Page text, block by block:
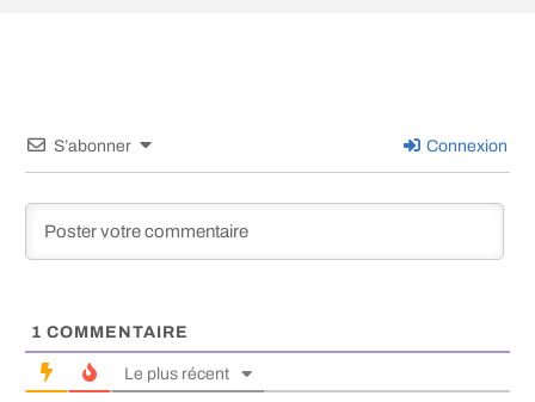
S’abonner Connexion
1 COMMENTAIRE
Le plus récent